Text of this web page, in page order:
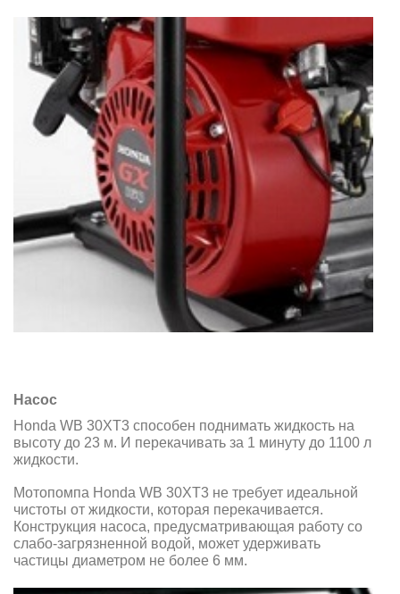
Насос
Honda WB 30XT3 способен поднимать жидкость на
высоту до 23 м. И перекачивать за 1 минуту до 1100 л
жидкости.
Мотопомпа Honda WB 30XT3 не требует идеальной
чистоты от жидкости, которая перекачивается.
Конструкция насоса, предусматривающая работу cо
слабо-загрязненной водой, может удерживать
частицы диаметром не более 6 мм.